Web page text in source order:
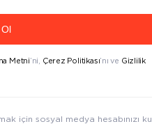
Metni’ni, Çerez Politikası’nı ve Gizlilik
için sosyal medya hesabınızı